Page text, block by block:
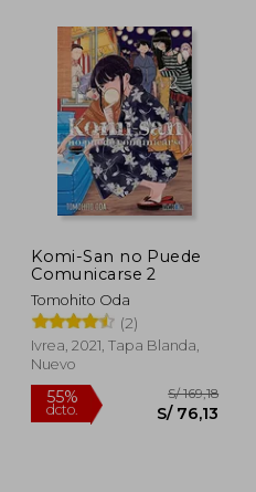
Rápido
Komi-San no Puede
Comunicarse 2
Tomohito Oda
(2)
Ivrea, 2021, Tapa Blanda,
Nuevo